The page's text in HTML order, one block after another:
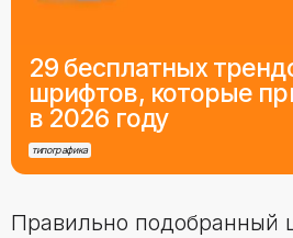
29 бесплатных
шрифтов, которые
в 2026 году
типографика
Правильно